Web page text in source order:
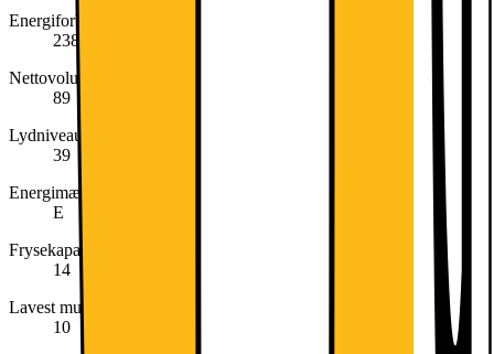
Energiforbrug kWh/år (EU)
238
Nettovolumen frys (liter)
89
Lydniveau (dB)
39
Energimærke
E
Frysekapacitet (kg/24 timer)
14
Lavest mulige rumtemperatur
10